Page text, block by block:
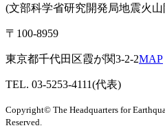
(文部科学省研究開発局地震火
〒100-8959
東京都千代田区霞が関3-2-2MAP
TEL. 03-5253-4111(代表)
Copyright© The Headquarters for
Reserved.